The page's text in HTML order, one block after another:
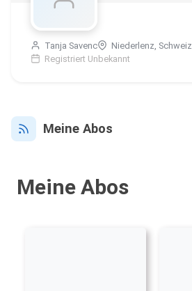
Tanja Savenc
Niederlenz, Schweiz
Registriert Unbekannt
Meine Abos
Meine Abos